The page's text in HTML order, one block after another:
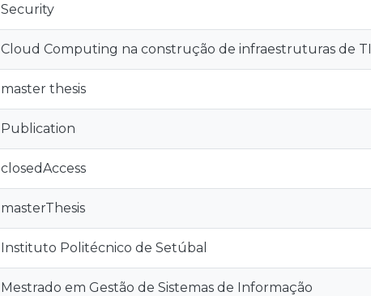
Security
Cloud Computing na construção de infraestruturas de TI
master thesis
Publication
closedAccess
masterThesis
Instituto Politécnico de Setúbal
Mestrado em Gestão de Sistemas de Informação